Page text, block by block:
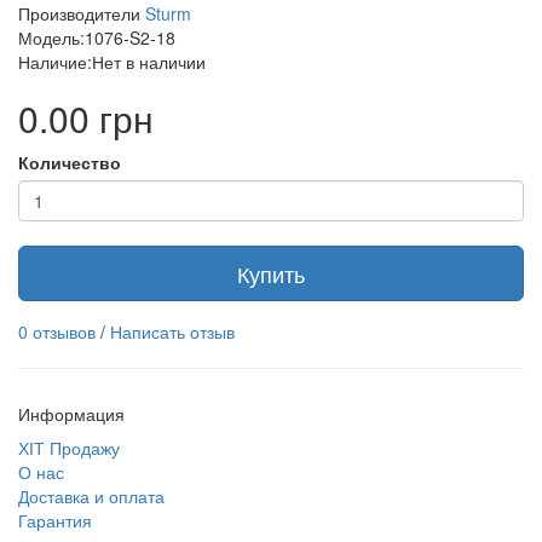
Производители Sturm
Модель:1076-S2-18
Наличие:Нет в наличии
0.00 грн
Количество
Купить
0 отзывов / Написать отзыв
Информация
ХІТ Продажу
О нас
Доставка и оплата
Гарантия